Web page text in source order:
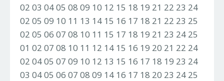
02 03 04 05 08 09 10 12 15 18 19 21 22 23 24
02 05 09 10 11 13 14 15 16 17 18 21 22 23 25
02 05 06 07 08 10 11 15 17 18 19 21 23 24 25
01 02 07 08 10 11 12 14 15 16 19 20 21 22 24
02 04 05 07 09 10 12 13 15 16 17 18 19 23 24
03 04 05 06 07 08 09 14 16 17 18 20 23 24 25